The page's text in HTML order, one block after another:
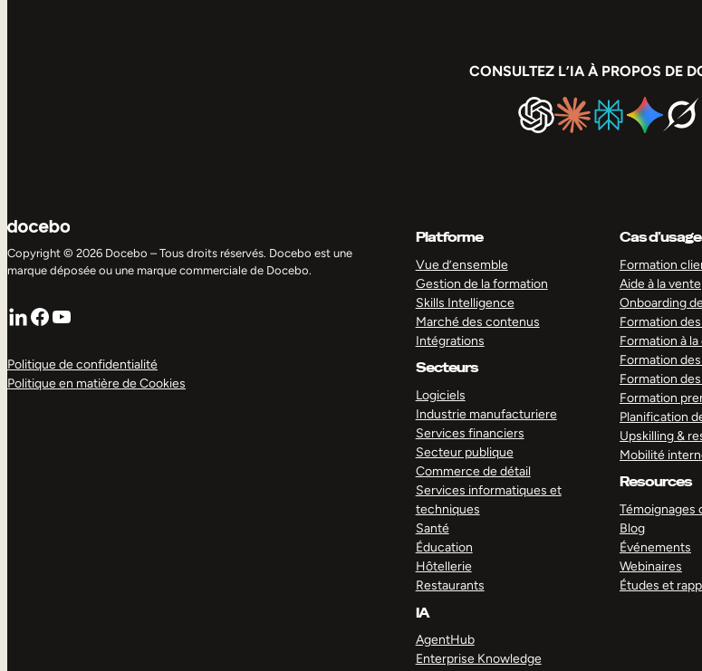
CONSULTEZ L’IA À PROPOS DE
Copyright © 2026 Docebo – Tous droits réservés. Docebo est une
marque déposée ou une marque commerciale de Docebo.
LinkedIn
Facebook
YouTube
Politique de confidentialité
Politique en matière de Cookies
Platforme
Vue d’ensemble
Gestion de la formation
Skills Intelligence
Marché des contenus
Intégrations
Secteurs
Logiciels
Industrie manufacturiere
Services financiers
Secteur publique
Commerce de détail
Services informatiques et
techniques
Santé
Éducation
Hôtellerie
Restaurants
IA
AgentHub
Enterprise Knowledge
Cas d’usage
Formation
Aide à la vente
Onboarding
Formation
Formation à
Formation
Formation
Formation
Planification
Upskilling &
Mobilité
Resources
Témoignages
Blog
Événements
Webinaires
Études et